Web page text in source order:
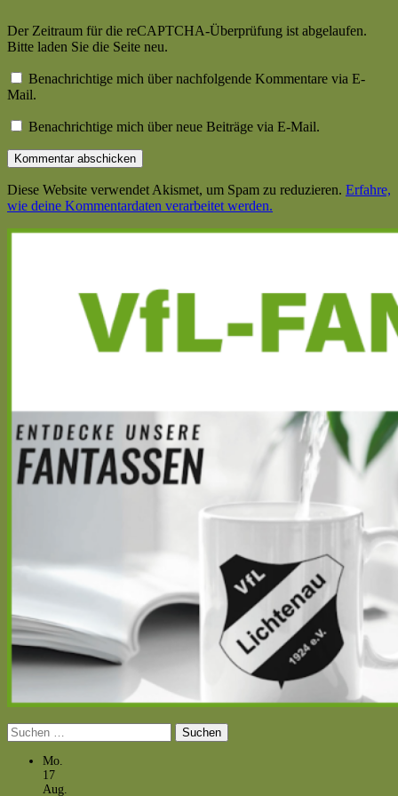
Der Zeitraum für die reCAPTCHA-Überprüfung ist abgelaufen.
Bitte laden Sie die Seite neu.
Benachrichtige mich über nachfolgende Kommentare via E-
Mail.
Benachrichtige mich über neue Beiträge via E-Mail.
Diese Website verwendet Akismet, um Spam zu reduzieren. Erfahre,
wie deine Kommentardaten verarbeitet werden.
Haupt-
Suchen
nach:
Mo.
17
Aug.